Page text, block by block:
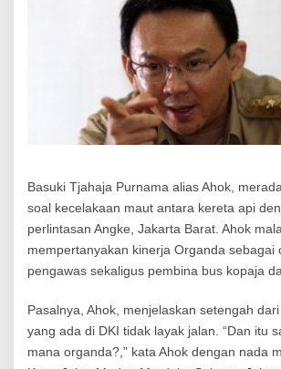
g
Basuki Tjahaja Purnama alias Ahok,
soal kecelakaan maut antara kereta api
perlintasan Angke, Jakarta Barat. Ahok
mempertanyakan kinerja Organda sebagai
pengawas sekaligus pembina bus kopaja
Pasalnya, Ahok, menjelaskan setengah
yang ada di DKI tidak layak jalan. “Dan itu
mana organda?,” kata Ahok dengan nada